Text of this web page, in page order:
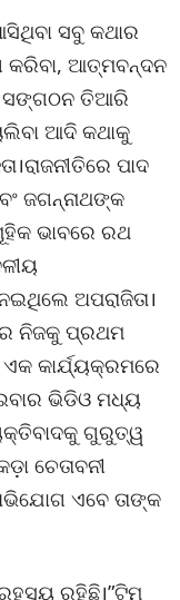
ସବୁ କଥାର
କରିବା, ଆତ୍ମବନ୍ଦନ
ସଙ୍ଗଠନ ତିଆରି
ଆଦି କଥାକୁ
ପାଦ
ଜଗନ୍ନାଥଙ୍କ
ଭାବରେ ରଥ
ଅପରାଜିତା।
ନିଜକୁ ପ୍ରଥମ
ଏକ କାର୍ଯ୍ୟକ୍ରମରେ
ଭିଡିଓ ମଧ୍ୟ
ଗୁରୁତ୍ୱ
ଚେତାବନୀ
ଏବେ ତାଙ୍କ
ରହିଛି।”ଟିମ୍